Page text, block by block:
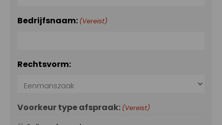
Bedrijfsnaam: (Vereist)
Rechtsvorm:
Voorkeur type afspraak: (Vereist)